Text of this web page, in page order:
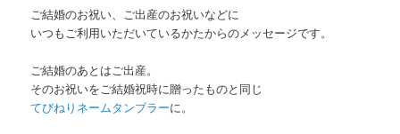
ご結婚のお祝い、ご出産のお祝いなどに
いつもご利用いただいているかたからのメッセージです。
ご結婚のあとはご出産。
そのお祝いをご結婚祝時に贈ったものと同じ
てびねりネームタンブラーに。